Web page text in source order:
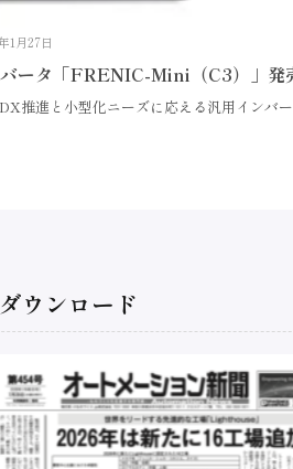
1月27日
ータ「FRENIC-Mini（C3）」発
推進と小型化ニーズに応える汎用イン
ウンロード